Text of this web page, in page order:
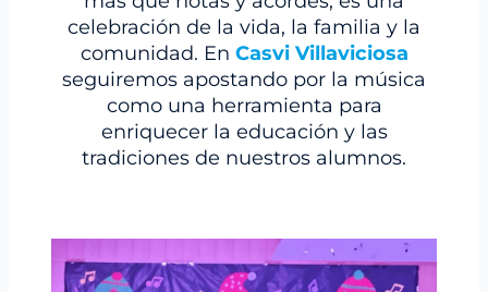
celebración de la vida, la familia y la
comunidad. En Casvi Villaviciosa
seguiremos apostando por la música
como una herramienta para
enriquecer la educación y las
tradiciones de nuestros alumnos.